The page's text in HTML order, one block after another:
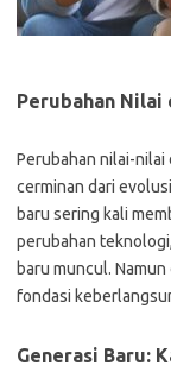
Perubahan Nilai
Perubahan nilai-nilai
cerminan dari
baru sering kali
perubahan
baru muncul.
fondasi
Generasi Baru: